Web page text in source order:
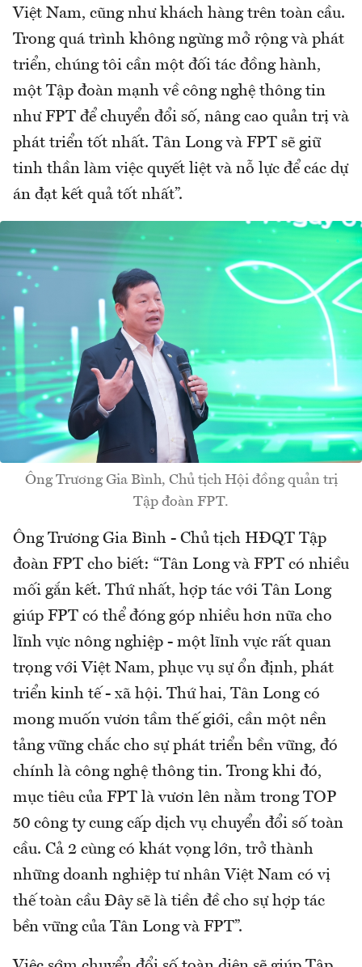
Việt Nam, cũng như khách hàng trên toàn cầu.
Trong quá trình không ngừng mở rộng và phát
triển, chúng tôi cần một đối tác đồng hành,
một Tập đoàn mạnh về công nghệ thông tin
như FPT để chuyển đổi số, nâng cao quản trị và
phát triển tốt nhất. Tân Long và FPT sẽ giữ
tinh thần làm việc quyết liệt và nỗ lực để các dự
án đạt kết quả tốt nhất”.
Ông Trương Gia Bình, Chủ tịch Hội đồng quản trị
Tập đoàn FPT.
Ông Trương Gia Bình - Chủ tịch HĐQT Tập
đoàn FPT cho biết: “Tân Long và FPT có nhiều
mối gắn kết. Thứ nhất, hợp tác với Tân Long
giúp FPT có thể đóng góp nhiều hơn nữa cho
lĩnh vực nông nghiệp - một lĩnh vực rất quan
trọng với Việt Nam, phục vụ sự ổn định, phát
triển kinh tế - xã hội. Thứ hai, Tân Long có
mong muốn vươn tầm thế giới, cần một nền
tảng vững chắc cho sự phát triển bền vững, đó
chính là công nghệ thông tin. Trong khi đó,
mục tiêu của FPT là vươn lên nằm trong TOP
50 công ty cung cấp dịch vụ chuyển đổi số toàn
cầu. Cả 2 cùng có khát vọng lớn, trở thành
những doanh nghiệp tư nhân Việt Nam có vị
thế toàn cầu Đây sẽ là tiền đề cho sự hợp tác
bền vững của Tân Long và FPT”.